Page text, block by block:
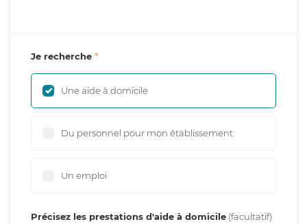
Je recherche
Une aide à domicile
Du personnel pour mon établissement
Un emploi
Précisez les prestations d'aide à domicile